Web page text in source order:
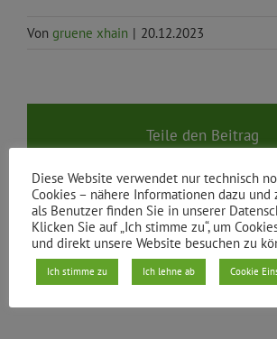
Von gruene xhain | 20.12.2023
Teile den Beitrag
Diese Website verwendet nur technisch
Cookies – nähere Informationen dazu und
als Benutzer finden Sie in unserer
Klicken Sie auf „Ich stimme zu“, um
und direkt unsere Website besuchen zu
Ich stimme zu Ich lehne ab Cookie